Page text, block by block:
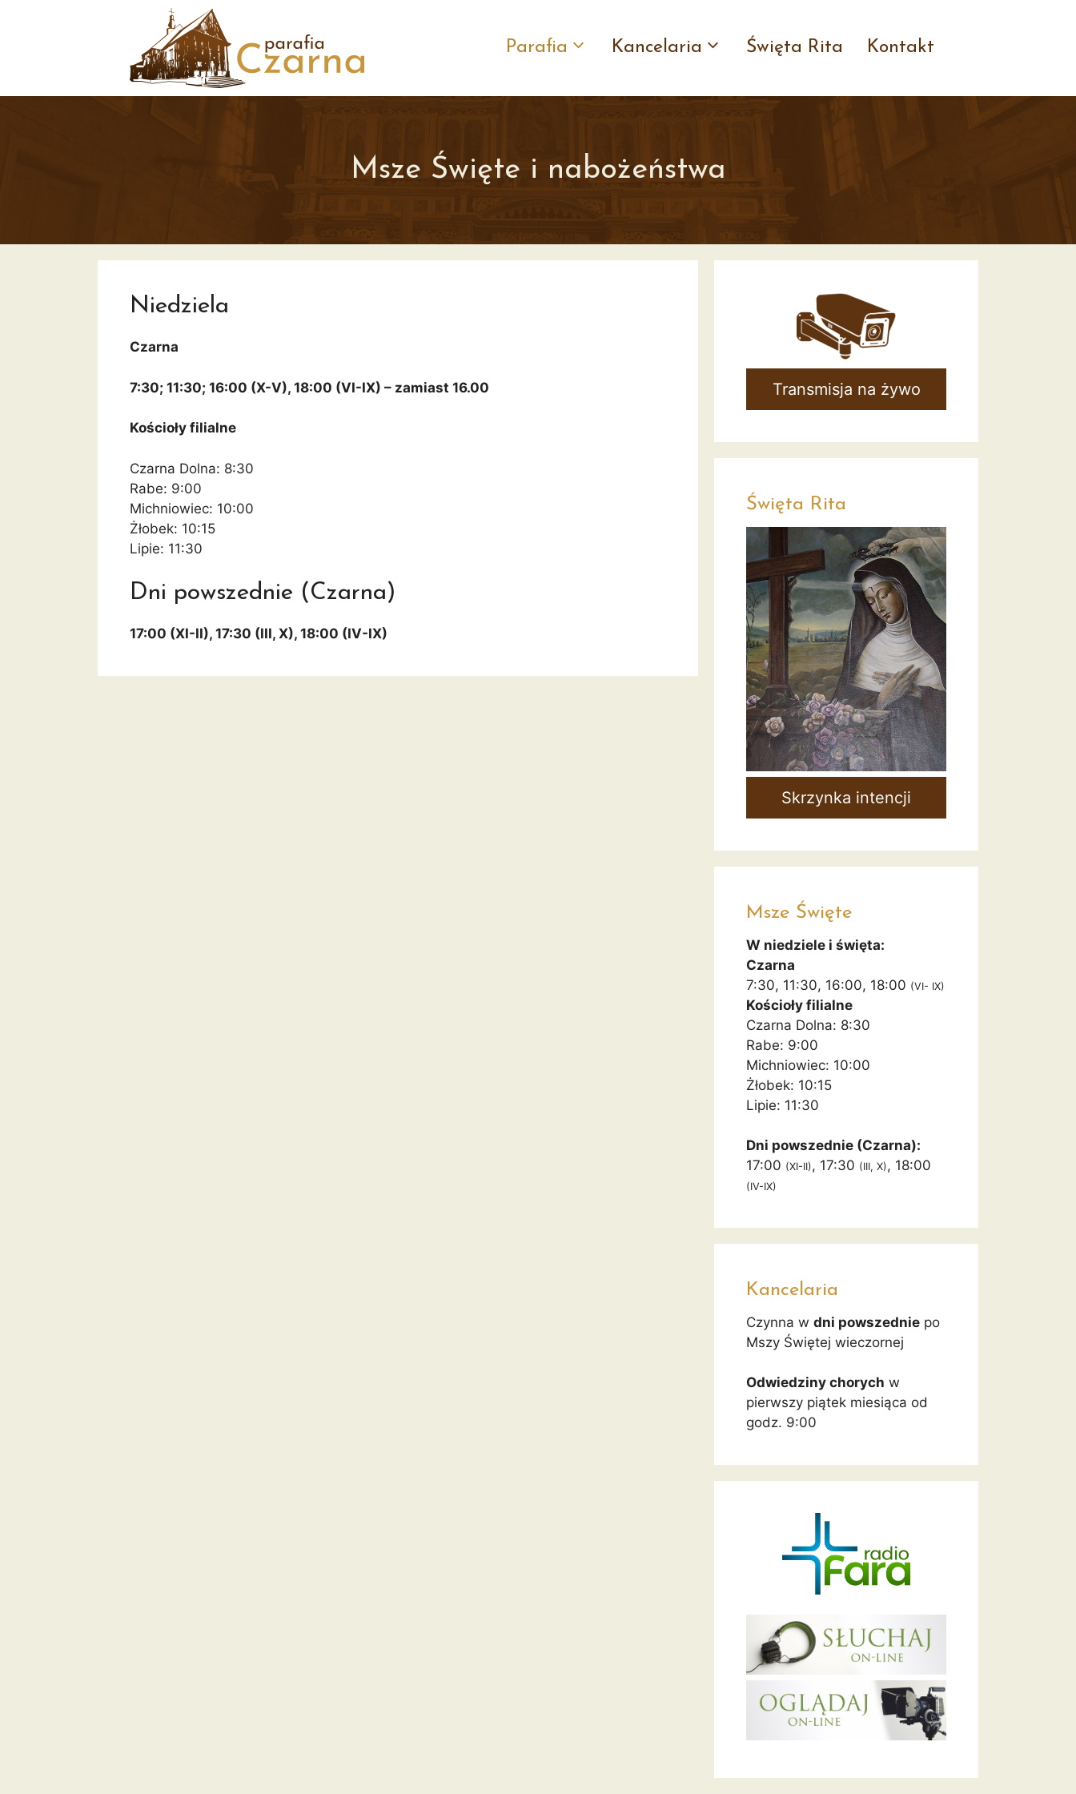
Parafia Kancelaria Święta Rita Kontakt
Msze Święte i nabożeństwa
Niedziela
Czarna
7:30; 11:30; 16:00 (X-V), 18:00 (VI-IX) – zamiast 16.00
Kościoły filialne
Czarna Dolna: 8:30
Rabe: 9:00
Michniowiec: 10:00
Żłobek: 10:15
Lipie: 11:30
Dni powszednie (Czarna)
17:00 (XI-II), 17:30 (III, X), 18:00 (IV-IX)
Transmisja na żywo
Święta Rita
Skrzynka intencji
Msze Święte
W niedziele i święta:
Czarna
7:30, 11:30, 16:00, 18:00 (VI- IX)
Kościoły filialne
Czarna Dolna: 8:30
Rabe: 9:00
Michniowiec: 10:00
Żłobek: 10:15
Lipie: 11:30
Dni powszednie (Czarna):
17:00 (XI-II), 17:30 (III, X), 18:00
(IV-IX)
Kancelaria
Czynna w dni powszednie po
Mszy Świętej wieczornej
Odwiedziny chorych w
pierwszy piątek miesiąca od
godz. 9:00